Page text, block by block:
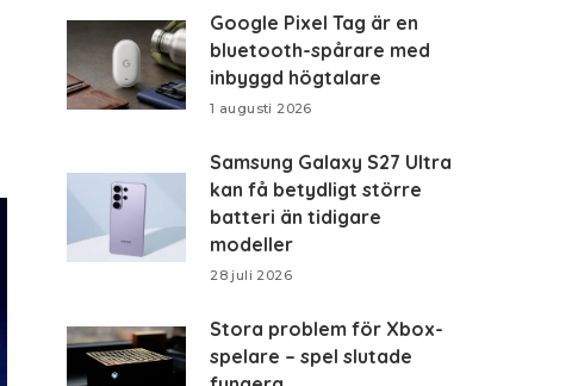
Google Pixel Tag är en
bluetooth-spårare med
inbyggd högtalare
1 augusti 2026
Samsung Galaxy S27 Ultra
kan få betydligt större
batteri än tidigare
modeller
28 juli 2026
Stora problem för Xbox-
spelare – spel slutade